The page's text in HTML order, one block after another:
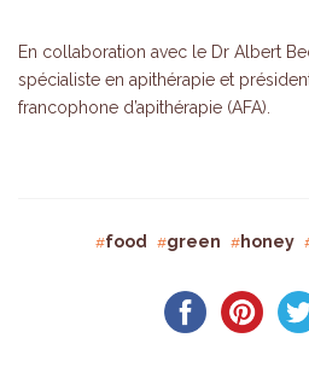
En collaboration avec le Dr Albert
spécialiste en apithérapie et
francophone d’apithérapie (AFA).
food green honey